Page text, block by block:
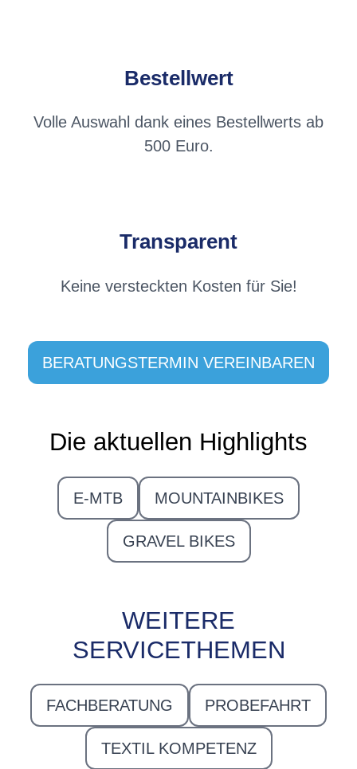
Bestellwert
Volle Auswahl dank eines Bestellwerts ab
500 Euro.
Transparent
Keine versteckten Kosten für Sie!
BERATUNGSTERMIN VEREINBAREN
Die aktuellen Highlights
E-MTB MOUNTAINBIKES
GRAVEL BIKES
WEITERE
SERVICETHEMEN
FACHBERATUNG PROBEFAHRT
TEXTIL KOMPETENZ